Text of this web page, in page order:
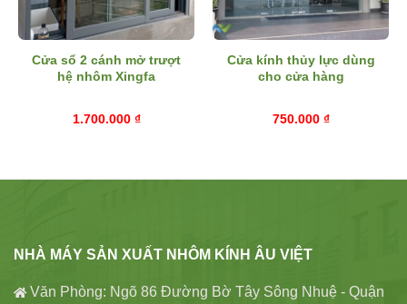
Cửa sổ 2 cánh mở trượt
hệ nhôm Xingfa
1.700.000 ₫
Cửa kính thủy lực dùng
cho cửa hàng
750.000 ₫
NHÀ MÁY SẢN XUẤT NHÔM KÍNH ÂU VIỆT
Văn Phòng: Ngõ 86 Đường Bờ Tây Sông Nhuệ - Quận